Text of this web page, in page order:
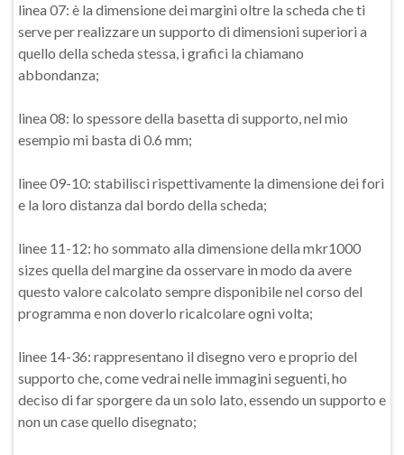
linea 07: è la dimensione dei margini oltre la scheda che ti
serve per realizzare un supporto di dimensioni superiori a
quello della scheda stessa, i grafici la chiamano
abbondanza;
linea 08: lo spessore della basetta di supporto, nel mio
esempio mi basta di 0.6 mm;
linee 09-10: stabilisci rispettivamente la dimensione dei fori
e la loro distanza dal bordo della scheda;
linee 11-12: ho sommato alla dimensione della mkr1000
sizes quella del margine da osservare in modo da avere
questo valore calcolato sempre disponibile nel corso del
programma e non doverlo ricalcolare ogni volta;
linee 14-36: rappresentano il disegno vero e proprio del
supporto che, come vedrai nelle immagini seguenti, ho
deciso di far sporgere da un solo lato, essendo un supporto e
non un case quello disegnato;